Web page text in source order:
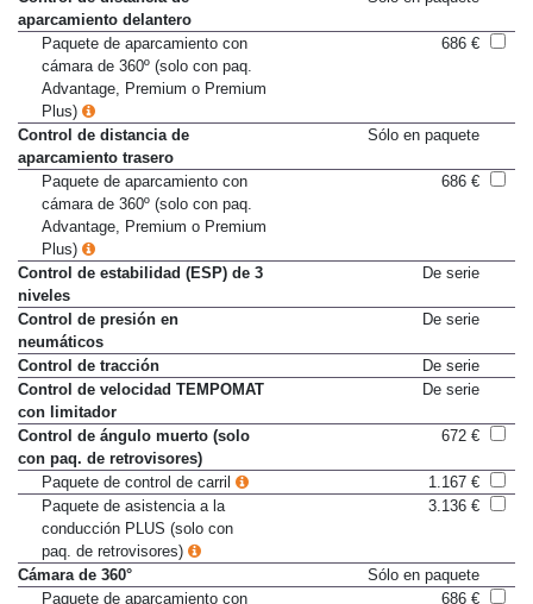
Control de distancia de
aparcamiento delantero
Paquete de aparcamiento con
cámara de 360º (solo con paq.
Advantage, Premium o Premium
Plus)
Control de distancia de
aparcamiento trasero
Paquete de aparcamiento con
cámara de 360º (solo con paq.
Advantage, Premium o Premium
Plus)
Control de estabilidad (ESP) de 3
niveles
Control de presión en
neumáticos
Control de tracción
De serie
Control de velocidad TEMPOMAT
con limitador
Control de ángulo muerto (solo
con paq. de retrovisores)
Paquete de control de carril
1.167 €
Paquete de asistencia a la
conducción PLUS (solo con
paq. de retrovisores)
Cámara de 360°
Sólo en paquete